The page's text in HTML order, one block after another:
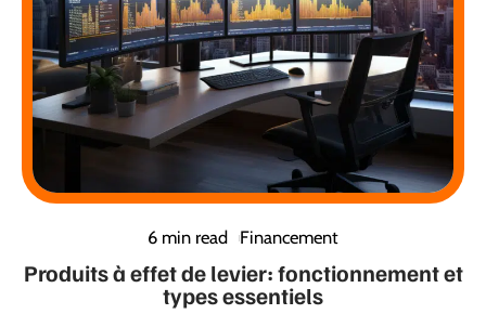
6 min read Financement
Produits à effet de levier: fonctionnement et
types essentiels